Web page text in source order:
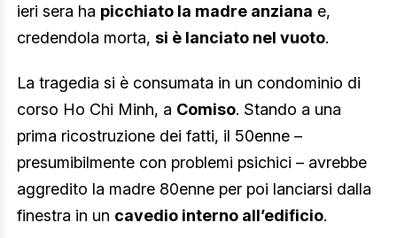
ieri sera ha picchiato la madre anziana e,
credendola morta, si è lanciato nel vuoto.
La tragedia si è consumata in un condominio di
corso Ho Chi Minh, a Comiso. Stando a una
prima ricostruzione dei fatti, il 50enne –
presumibilmente con problemi psichici – avrebbe
aggredito la madre 80enne per poi lanciarsi dalla
finestra in un cavedio interno all’edificio.